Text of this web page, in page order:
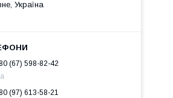
Україна
(67) 598-82-42
(97) 613-58-21